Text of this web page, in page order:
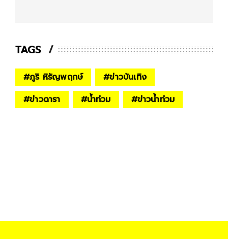
TAGS
#ภูริ หิรัญพฤกษ์ #ข่าวบันเทิง
#ข่าวดารา #น้ำท่วม #ข่าวน้ำท่วม